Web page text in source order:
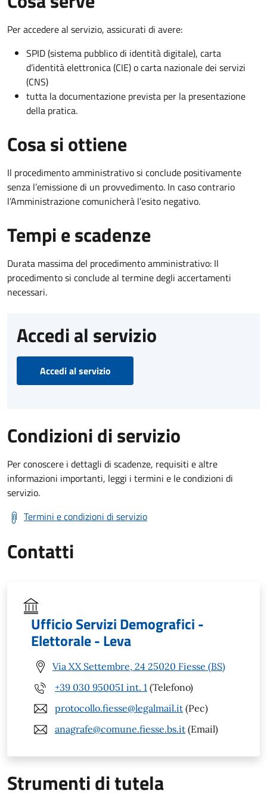
Per accedere al servizio, assicurati di avere:
SPID (sistema pubblico di identità digitale), carta
d’identità elettronica (CIE) o carta nazionale dei servizi
(CNS)
tutta la documentazione prevista per la presentazione
della pratica.
Cosa si ottiene
Il procedimento amministrativo si conclude positivamente
senza l’emissione di un provvedimento. In caso contrario
l’Amministrazione comunicherà l’esito negativo.
Tempi e scadenze
Durata massima del procedimento amministrativo: Il
procedimento si conclude al termine degli accertamenti
necessari.
Accedi al servizio
Accedi al servizio
Condizioni di servizio
Per conoscere i dettagli di scadenze, requisiti e altre
informazioni importanti, leggi i termini e le condizioni di
servizio.
Termini e condizioni di servizio
Contatti
Ufficio Servizi Demografici -
Elettorale - Leva
Via XX Settembre, 24 25020 Fiesse (BS)
+39 030 950051 int. 1 (Telefono)
protocollo.fiesse@legalmail.it (Pec)
anagrafe@comune.fiesse.bs.it (Email)
Strumenti di tutela